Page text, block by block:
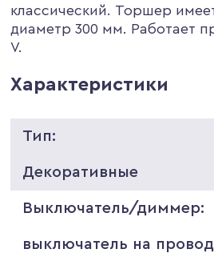
классический. Торшер
диаметр 300 мм. Работает
V.
Характеристики
Тип:
Декоративные
Выключатель/диммер:
выключатель на